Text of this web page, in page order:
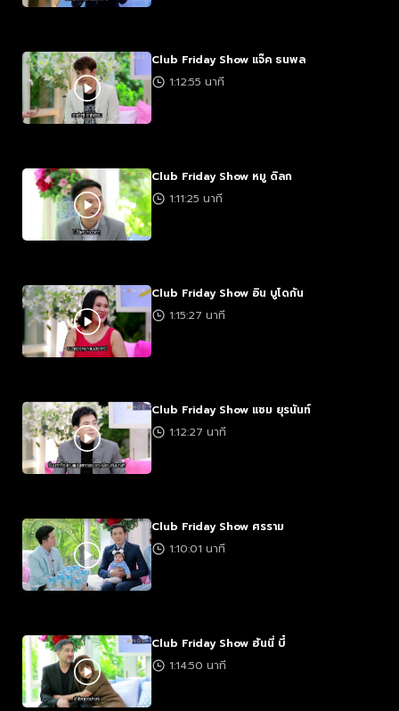
Club Friday Show แจ๊ค ธนพล
1:12:55 นาที
Club Friday Show หมู ดิลก
1:11:25 นาที
Club Friday Show อิน บูโดกัน
1:15:27 นาที
Club Friday Show แซม ยุรนันท์
1:12:27 นาที
Club Friday Show ศรราม
1:10:01 นาที
Club Friday Show ฮันนี่ บี๋
1:14:50 นาที